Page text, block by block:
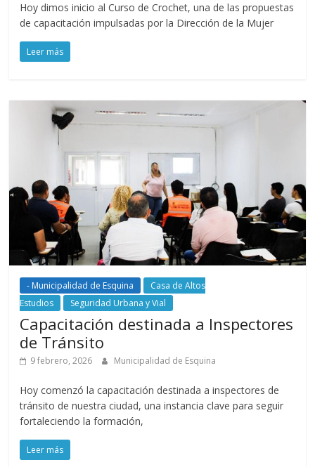
Hoy dimos inicio al Curso de Crochet, una de las propuestas
de capacitación impulsadas por la Dirección de la Mujer
Leer más
- Municipalidad de Esquina
Casa de Altos
Estudios
Seguridad Urbana y Vial
Capacitación destinada a Inspectores
de Tránsito
9 febrero, 2026 Municipalidad de Esquina
Hoy comenzó la capacitación destinada a inspectores de
tránsito de nuestra ciudad, una instancia clave para seguir
fortaleciendo la formación,
Leer más